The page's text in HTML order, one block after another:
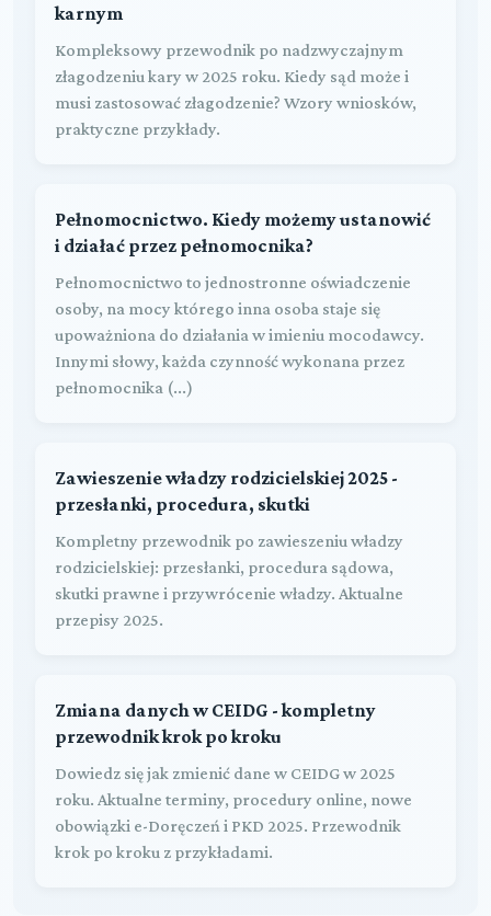
karnym
Kompleksowy przewodnik po nadzwyczajnym
złagodzeniu kary w 2025 roku. Kiedy sąd może i
musi zastosować złagodzenie? Wzory wniosków,
praktyczne przykłady.
Pełnomocnictwo. Kiedy możemy ustanowić
i działać przez pełnomocnika?
Pełnomocnictwo to jednostronne oświadczenie
osoby, na mocy którego inna osoba staje się
upoważniona do działania w imieniu mocodawcy.
Innymi słowy, każda czynność wykonana przez
pełnomocnika (...)
Zawieszenie władzy rodzicielskiej 2025 -
przesłanki, procedura, skutki
Kompletny przewodnik po zawieszeniu władzy
rodzicielskiej: przesłanki, procedura sądowa,
skutki prawne i przywrócenie władzy. Aktualne
przepisy 2025.
Zmiana danych w CEIDG - kompletny
przewodnik krok po kroku
Dowiedz się jak zmienić dane w CEIDG w 2025
roku. Aktualne terminy, procedury online, nowe
obowiązki e-Doręczeń i PKD 2025. Przewodnik
krok po kroku z przykładami.